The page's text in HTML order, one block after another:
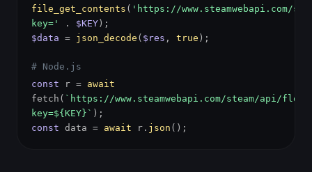
file_get_contents ( 'https://www.steamwebapi.com/
key='
. $KEY );
$data = json_decode ( $res , true );
# Node.js
const r = await
fetch( `https://www.steamwebapi.com/steam/api/
key=${KEY}` );
const data = await r. json ();